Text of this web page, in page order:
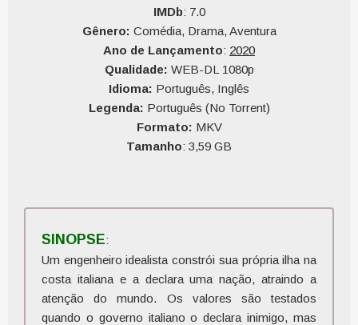
IMDb: 7.0
Gênero: Comédia, Drama, Aventura
Ano de Lançamento: 2020
Qualidade: WEB-DL 1080p
Idioma: Português, Inglês
Legenda: Português (No Torrent)
Formato: MKV
Tamanho: 3,59 GB
SINOPSE:
Um engenheiro idealista constrói sua própria ilha na
costa italiana e a declara uma nação, atraindo a
atenção do mundo. Os valores são testados
quando o governo italiano o declara inimigo, mas